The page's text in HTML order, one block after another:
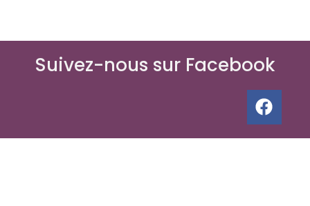
Suivez-nous sur Facebook